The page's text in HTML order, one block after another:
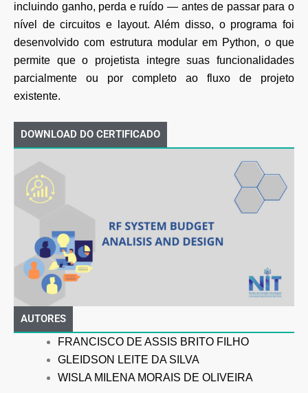
incluindo ganho, perda e ruído — antes de passar para o
nível de circuitos e layout. Além disso, o programa foi
desenvolvido com estrutura modular em Python, o que
permite que o projetista integre suas funcionalidades
parcialmente ou por completo ao fluxo de projeto
existente.
DOWNLOAD DO CERTIFICADO
AUTORES
FRANCISCO DE ASSIS BRITO FILHO
GLEIDSON LEITE DA SILVA
WISLA MILENA MORAIS DE OLIVEIRA